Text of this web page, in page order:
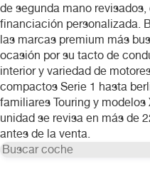
de segunda mano
financiación personalizada.
las marcas premium más
ocasión por su tacto de
interior y variedad de
compactos Serie 1 hasta
familiares Touring y modelos
unidad se revisa en más de
antes de la venta.
Audi
BMW
Chevrolet
Citroën
Modelos
BMW
X4
Categoría
Berlina
4x4
Combustible
gasolina
Transmisión